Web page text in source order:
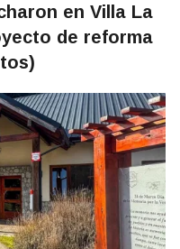
en Villa La
de reforma